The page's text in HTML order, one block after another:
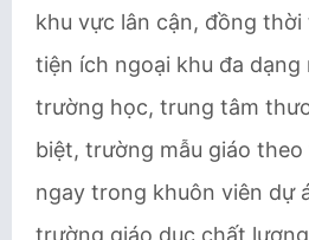
khu vực lân cận, đồng
tiện ích ngoại khu đa dạng
trường học, trung tâm
biệt, trường mẫu giáo
ngay trong khuôn viên dự
trường giáo dục chất